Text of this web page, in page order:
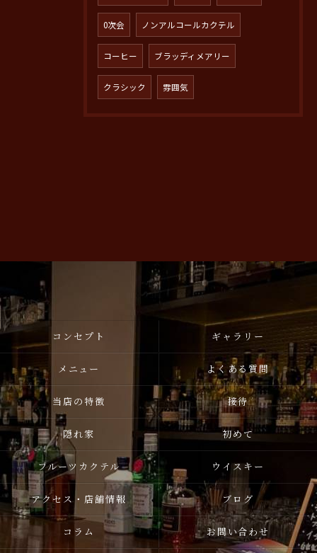
0次会 ノンアルコールカクテル
コーヒー ブラッディメアリー
クラシック 雰囲気
コンセプト ギャラリー
メニュー よくある質問
当店の特徴 接待
隠れ家 初めて
フルーツカクテル ウイスキー
アクセス・店舗情報 ブログ
コラム お問い合わせ